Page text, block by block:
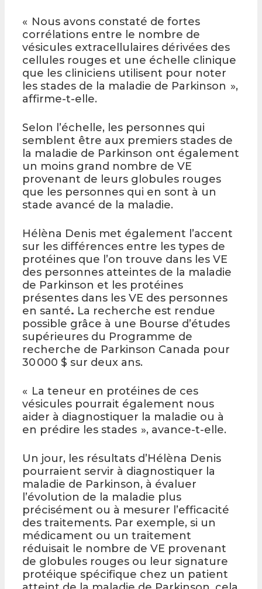
« Nous avons constaté de fortes
corrélations entre le nombre de
vésicules extracellulaires dérivées des
cellules rouges et une échelle clinique
que les cliniciens utilisent pour noter
les stades de la maladie de Parkinson »,
affirme-t-elle.
Selon l’échelle, les personnes qui
semblent être aux premiers stades de
la maladie de Parkinson ont également
un moins grand nombre de VE
provenant de leurs globules rouges
que les personnes qui en sont à un
stade avancé de la maladie.
Hélèna Denis met également l’accent
sur les différences entre les types de
protéines que l’on trouve dans les VE
des personnes atteintes de la maladie
de Parkinson et les protéines
présentes dans les VE des personnes
en santé. La recherche est rendue
possible grâce à une Bourse d’études
supérieures du Programme de
recherche de Parkinson Canada pour
30 000 $ sur deux ans.
« La teneur en protéines de ces
vésicules pourrait également nous
aider à diagnostiquer la maladie ou à
en prédire les stades », avance-t-elle.
Un jour, les résultats d’Hélèna Denis
pourraient servir à diagnostiquer la
maladie de Parkinson, à évaluer
l’évolution de la maladie plus
précisément ou à mesurer l’efficacité
des traitements. Par exemple, si un
médicament ou un traitement
réduisait le nombre de VE provenant
de globules rouges ou leur signature
protéique spécifique chez un patient